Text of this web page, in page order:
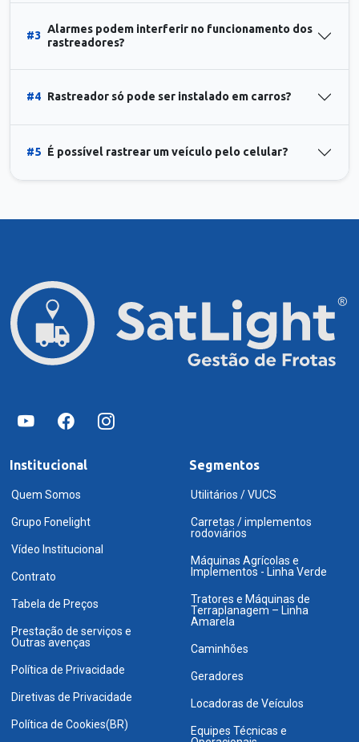
#3
Alarmes podem interferir no funcionamento dos
rastreadores?
#4 Rastreador só pode ser instalado em carros?
#5 É possível rastrear um veículo pelo celular?
Institucional
Quem Somos
Grupo Fonelight
Vídeo Institucional
Contrato
Tabela de Preços
Prestação de serviços e
Outras avenças
Política de Privacidade
Diretivas de Privacidade
Política de Cookies(BR)
Segmentos
Utilitários / VUCS
Carretas / implementos
rodoviários
Máquinas Agrícolas e
Implementos - Linha Verde
Tratores e Máquinas de
Terraplanagem – Linha
Amarela
Caminhões
Geradores
Locadoras de Veículos
Equipes Técnicas e